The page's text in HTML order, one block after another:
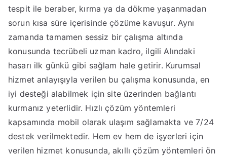
tespit ile beraber, kırma ya da dökme yaşanmadan
sorun kısa süre içerisinde çözüme kavuşur. Aynı
zamanda tamamen sessiz bir çalışma altında
konusunda tecrübeli uzman kadro, ilgili Alındaki
hasarı ilk günkü gibi sağlam hale getirir. Kurumsal
hizmet anlayışıyla verilen bu çalışma konusunda, en
iyi desteği alabilmek için site üzerinden bağlantı
kurmanız yeterlidir. Hızlı çözüm yöntemleri
kapsamında mobil olarak ulaşım sağlamakta ve 7/24
destek verilmektedir. Hem ev hem de işyerleri için
verilen hizmet konusunda, akıllı çözüm yöntemleri ön